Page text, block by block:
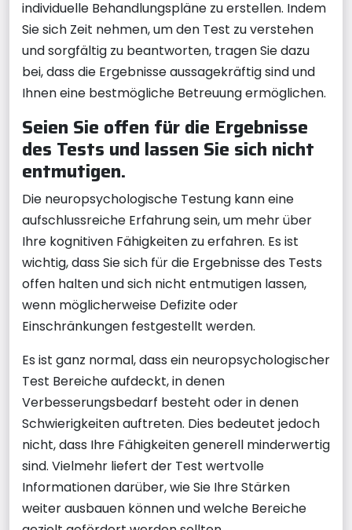
individuelle Behandlungspläne zu erstellen. Indem
Sie sich Zeit nehmen, um den Test zu verstehen
und sorgfältig zu beantworten, tragen Sie dazu
bei, dass die Ergebnisse aussagekräftig sind und
Ihnen eine bestmögliche Betreuung ermöglichen.
Seien Sie offen für die Ergebnisse
des Tests und lassen Sie sich nicht
entmutigen.
Die neuropsychologische Testung kann eine
aufschlussreiche Erfahrung sein, um mehr über
Ihre kognitiven Fähigkeiten zu erfahren. Es ist
wichtig, dass Sie sich für die Ergebnisse des Tests
offen halten und sich nicht entmutigen lassen,
wenn möglicherweise Defizite oder
Einschränkungen festgestellt werden.
Es ist ganz normal, dass ein neuropsychologischer
Test Bereiche aufdeckt, in denen
Verbesserungsbedarf besteht oder in denen
Schwierigkeiten auftreten. Dies bedeutet jedoch
nicht, dass Ihre Fähigkeiten generell minderwertig
sind. Vielmehr liefert der Test wertvolle
Informationen darüber, wie Sie Ihre Stärken
weiter ausbauen können und welche Bereiche